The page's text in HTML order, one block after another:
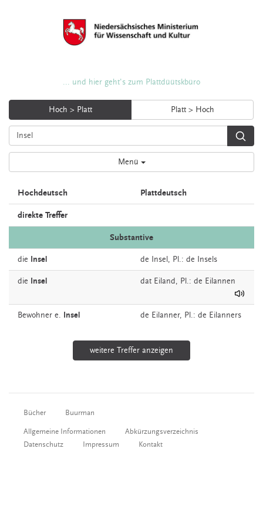
... und hier geht's zum Plattdüütskbüro
Hoch > Platt Platt > Hoch
Menü
Hochdeutsch Plattdeutsch
direkte Treffer
Substantive
die Insel de Insel , Pl.: de Insels
die Insel dat Eiland, Pl.: de Eilannen
Bewohner e. Insel de Eilanner, Pl.: de Eilanners
weitere Treffer anzeigen
Bücher Buurman
Allgemeine Informationen
Abkürzungsverzeichnis
Datenschutz
Impressum Kontakt